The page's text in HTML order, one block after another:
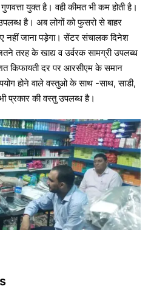
युक्त है। वही कीमत भी कम होती है।
है। अब लोगों को फुसरो से बाहर
जाना पड़ेगा। सेंटर संचालक दिनेश
तरह के खाद्य व उर्वरक सामग्री उपलब्ध
किफायती दर पर आरसीएम के समान
होने वाले वस्तुओ के साथ -साथ, साडी,
प्रकार की वस्तु उपलब्ध है।